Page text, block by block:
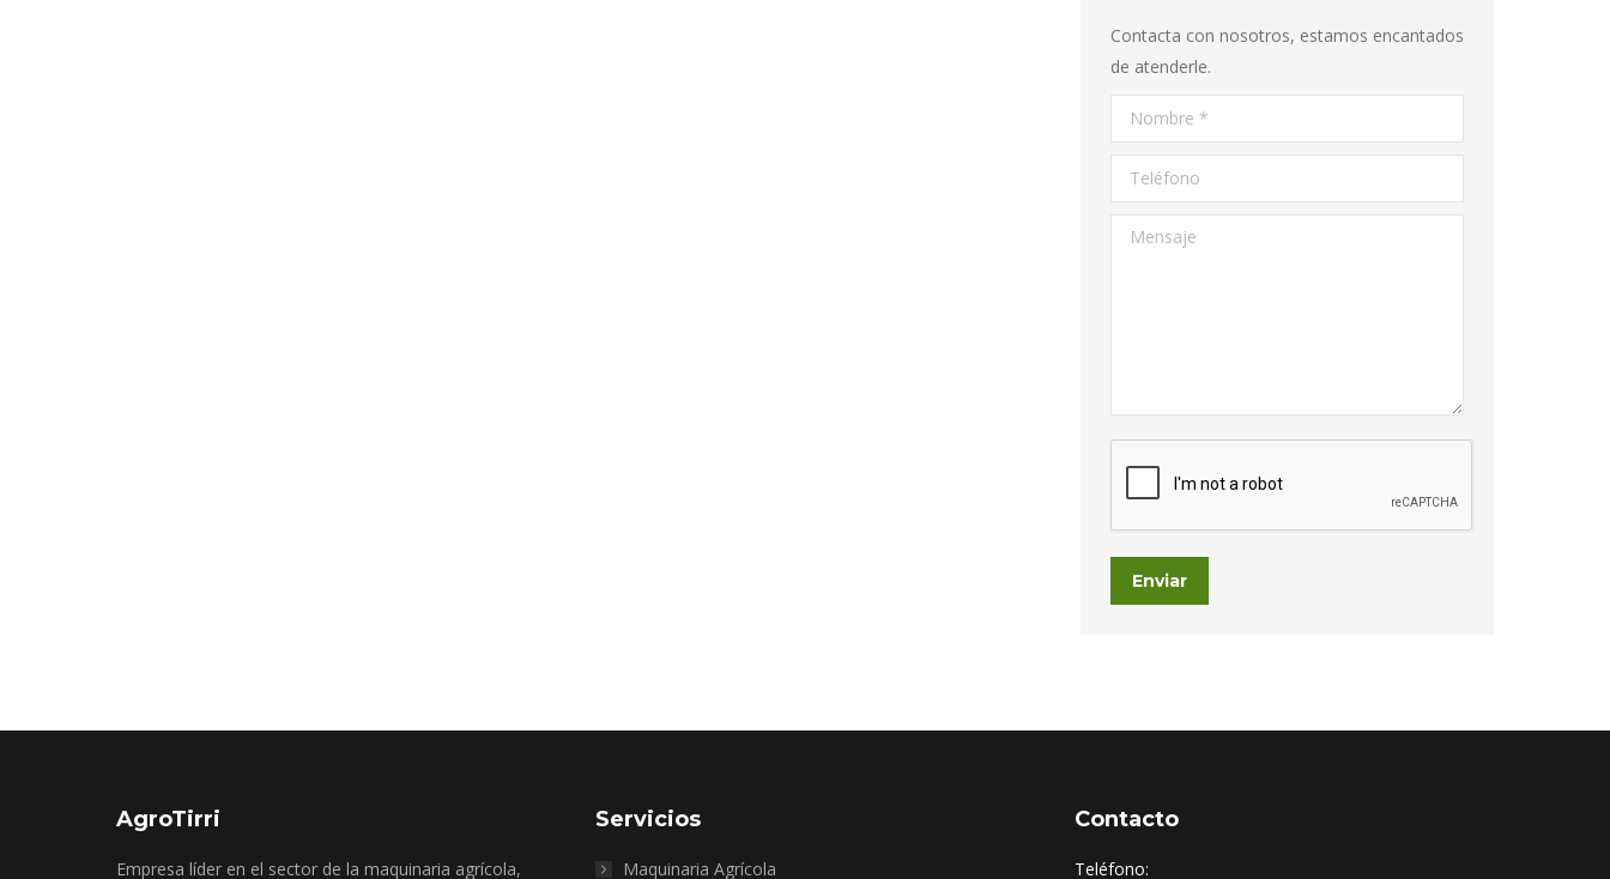
Contacta con nosotros, estamos encantados
de atenderle.
Nombre *
Teléfono
Mensaje
Enviar
AgroTirri
Empresa líder en el sector de la maquinaria agrícola,
Servicios
Maquinaria Agrícola
Contacto
Teléfono: